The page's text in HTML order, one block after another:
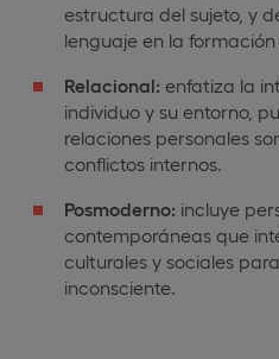
estructura del sujeto, y
lenguaje en la
Relacional: enfatiza la
individuo y su entorno,
relaciones personales
conflictos internos.
Posmoderno: incluye
contemporáneas que
culturales y sociales
inconsciente.